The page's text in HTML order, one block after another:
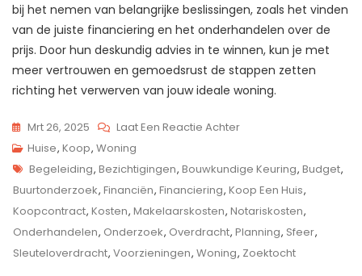
bij het nemen van belangrijke beslissingen, zoals het vinden
van de juiste financiering en het onderhandelen over de
prijs. Door hun deskundig advies in te winnen, kun je met
meer vertrouwen en gemoedsrust de stappen zetten
richting het verwerven van jouw ideale woning.
Mrt 26, 2025 Laat Een Reactie AchterOp
Voor
Het
Kopen
Van
Een
Huise, Koop, Woning
Tags
Begeleiding, Bezichtigingen, Bouwkundige Keuring, Budget,
Buurtonderzoek, Financiën, Financiering, Koop Een Huis,
Koopcontract, Kosten, Makelaarskosten, Notariskosten,
Onderhandelen, Onderzoek, Overdracht, Planning, Sfeer,
Sleuteloverdracht, Voorzieningen, Woning, Zoektocht